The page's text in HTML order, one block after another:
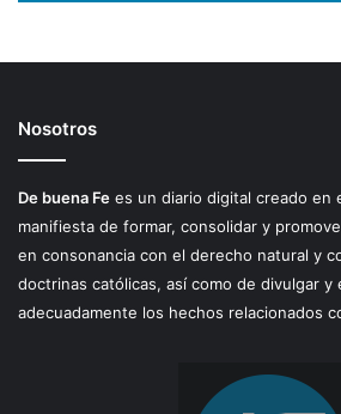
Nosotros
De buena Fe es un diario digital creado en
manifiesta de formar, consolidar y
en consonancia con el derecho natural y
doctrinas católicas, así como de divulgar y
adecuadamente los hechos relacionados